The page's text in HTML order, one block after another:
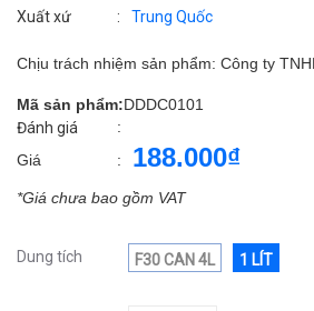
Xuất xứ : Trung Quốc
Chịu trách nhiệm sản phẩm: Công ty
Mã sản phẩm:DDDC0101
Đánh giá
:
Giá
: 188.000₫
*Giá chưa bao gồm VAT
Dung tích F30 CAN 4L 1 LÍT